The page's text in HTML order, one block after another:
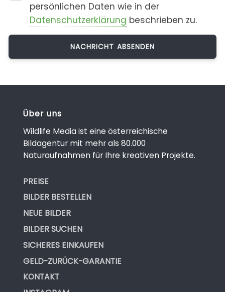
persönlichen Daten wie in der
Datenschutzerklärung beschrieben zu.
Über uns
Wildlife Media ist eine österreichische
Bildagentur mit mehr als 80.000
Naturaufnahmen für Ihre kreativen Projekte.
PREISE
BILDER BESTELLEN
NEUE BILDER
BILDER SUCHEN
SICHERES EINKAUFEN
GELD-ZURÜCK-GARANTIE
KONTAKT